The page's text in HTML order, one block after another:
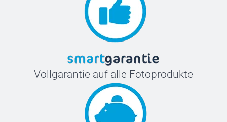
Vollgarantie auf alle Fotoprodukte